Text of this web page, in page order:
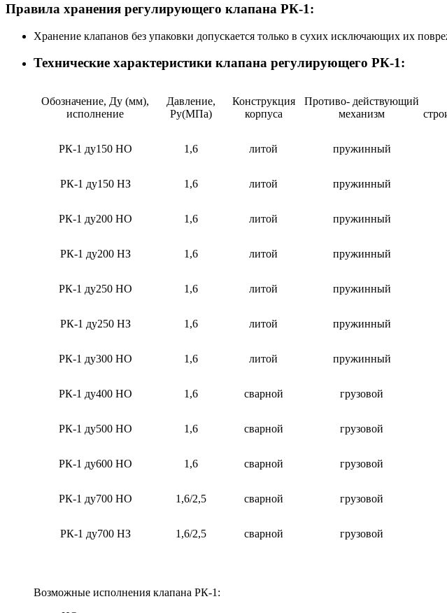
Правила хранения регулирующего клапана РК-1:
Хранение клапанов без упаковки допускается только в сухих исключающих их
Технические характеристики клапана регулирующего РК-1:
Обозначение, Ду (мм),
исполнение
Давление,
Ру(МПа)
Конструкция
корпуса
Противо- действующий
механизм
РК-1 ду150 НО 1,6 литой пружинный
РК-1 ду150 НЗ 1,6 литой пружинный
РК-1 ду200 НО 1,6 литой пружинный
РК-1 ду200 НЗ 1,6 литой пружинный
РК-1 ду250 НО 1,6 литой пружинный
РК-1 ду250 НЗ 1,6 литой пружинный
РК-1 ду300 НО 1,6 литой пружинный
РК-1 ду400 НО 1,6 сварной грузовой
РК-1 ду500 НО 1,6 сварной грузовой
РК-1 ду600 НО 1,6 сварной грузовой
РК-1 ду700 НО 1,6/2,5 сварной грузовой
РК-1 ду700 НЗ 1,6/2,5 сварной грузовой
Возможные исполнения клапана РК-1: